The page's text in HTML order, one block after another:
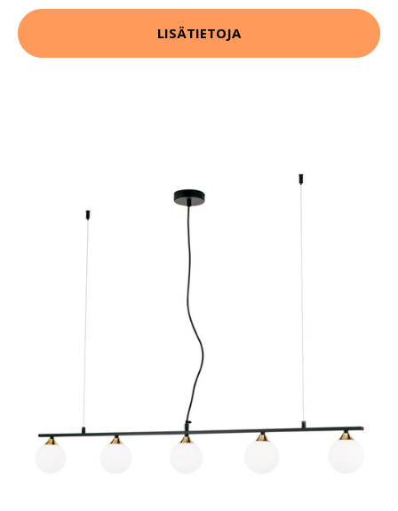
LISÄTIETOJA